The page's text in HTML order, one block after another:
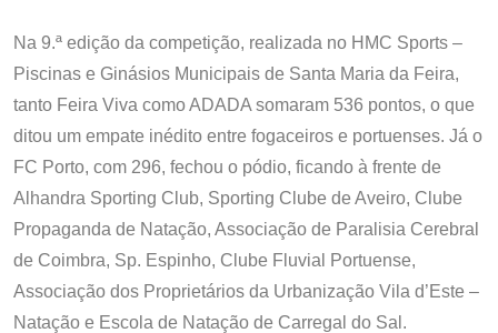
Na 9.ª edição da competição, realizada no HMC Sports –
Piscinas e Ginásios Municipais de Santa Maria da Feira,
tanto Feira Viva como ADADA somaram 536 pontos, o que
ditou um empate inédito entre fogaceiros e portuenses. Já o
FC Porto, com 296, fechou o pódio, ficando à frente de
Alhandra Sporting Club, Sporting Clube de Aveiro, Clube
Propaganda de Natação, Associação de Paralisia Cerebral
de Coimbra, Sp. Espinho, Clube Fluvial Portuense,
Associação dos Proprietários da Urbanização Vila d’Este –
Natação e Escola de Natação de Carregal do Sal.